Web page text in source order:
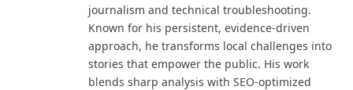
journalism and technical troubleshooting.
Known for his persistent, evidence-driven
approach, he transforms local challenges into
stories that empower the public. His work
blends sharp analysis with SEO-optimized